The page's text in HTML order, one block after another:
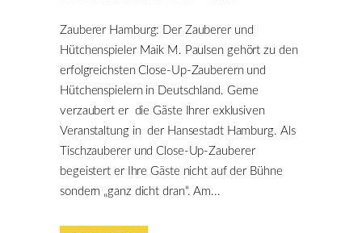
Zauberer Hamburg: Der Zauberer und
Hütchenspieler Maik M. Paulsen gehört zu den
erfolgreichsten Close-Up-Zauberern und
Hütchenspielern in Deutschland. Gerne
verzaubert er die Gäste Ihrer exklusiven
Veranstaltung in der Hansestadt Hamburg. Als
Tischzauberer und Close-Up-Zauberer
begeistert er Ihre Gäste nicht auf der Bühne
sondern „ganz dicht dran“. Am...